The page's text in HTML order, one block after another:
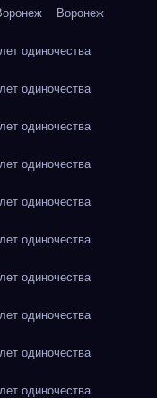
Воронеж
одиночества
одиночества
одиночества
одиночества
одиночества
одиночества
одиночества
одиночества
одиночества
одиночества